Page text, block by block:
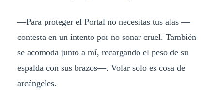
—Para proteger el Portal no necesitas tus alas —
contesta en un intento por no sonar cruel. También
se acomoda junto a mí, recargando el peso de su
espalda con sus brazos—. Volar solo es cosa de
arcángeles.